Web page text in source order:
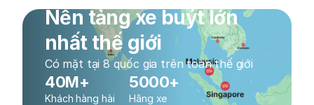
Nền tảng xe buýt lớn
nhất thế giới
Có mặt tại 8 quốc gia trên toàn thế giới
40M+
Khách hàng hài
5000+
Hãng xe